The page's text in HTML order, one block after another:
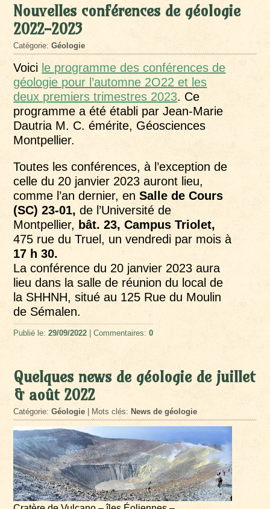
Nouvelles conférences de géologie
2022-2023
Catégorie:Géologie
Voici le programme des conférences de
géologie pour l’automne 2O22 et les
deux premiers trimestres 2023. Ce
programme a été établi par Jean-Marie
Dautria M. C. émérite, Géosciences
Montpellier.
Toutes les conférences, à l’exception de
celle du 20 janvier 2023 auront lieu,
comme l’an dernier, enSalle de Cours
(SC) 23-01, de l’Université de
Montpellier, bât. 23, Campus Triolet,
475 rue du Truel, un vendredi par mois à
17 h 30.
La conférence du 20 janvier 2023 aura
lieu dans la salle de réunion du local de
la SHHNH, situé au 125 Rue du Moulin
de Sémalen.
Publié le:29/09/2022 | Commentaires:0
Quelques news de géologie de juillet
& août 2022
Catégorie:Géologie | Mots clés:News de géologie